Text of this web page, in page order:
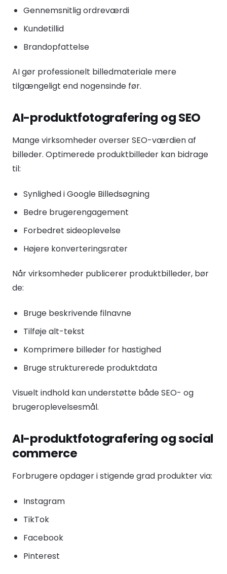
Gennemsnitlig ordreværdi
Kundetillid
Brandopfattelse
AI gør professionelt billedmateriale mere
tilgængeligt end nogensinde før.
AI-produktfotografering og SEO
Mange virksomheder overser SEO-værdien af
billeder. Optimerede produktbilleder kan bidrage
til:
Synlighed i Google Billedsøgning
Bedre brugerengagement
Forbedret sideoplevelse
Højere konverteringsrater
Når virksomheder publicerer produktbilleder, bør
de:
Bruge beskrivende filnavne
Tilføje alt-tekst
Komprimere billeder for hastighed
Bruge strukturerede produktdata
Visuelt indhold kan understøtte både SEO- og
brugeroplevelsesmål.
AI-produktfotografering og social
commerce
Forbrugere opdager i stigende grad produkter via:
Instagram
TikTok
Facebook
Pinterest